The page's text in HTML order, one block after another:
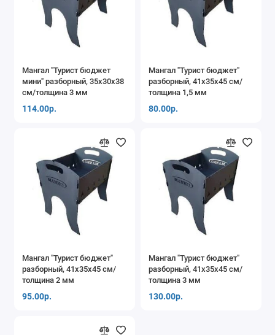
Мангал "Турист бюджет
мини" разборный, 35x30x38
см/толщина 3 мм
114.00р.
Мангал "Турист бюджет"
разборный, 41x35x45 см/
толщина 1,5 мм
80.00р.
Мангал "Турист бюджет"
разборный, 41x35x45 см/
толщина 2 мм
95.00р.
Мангал "Турист бюджет"
разборный, 41x35x45 см/
толщина 3 мм
130.00р.